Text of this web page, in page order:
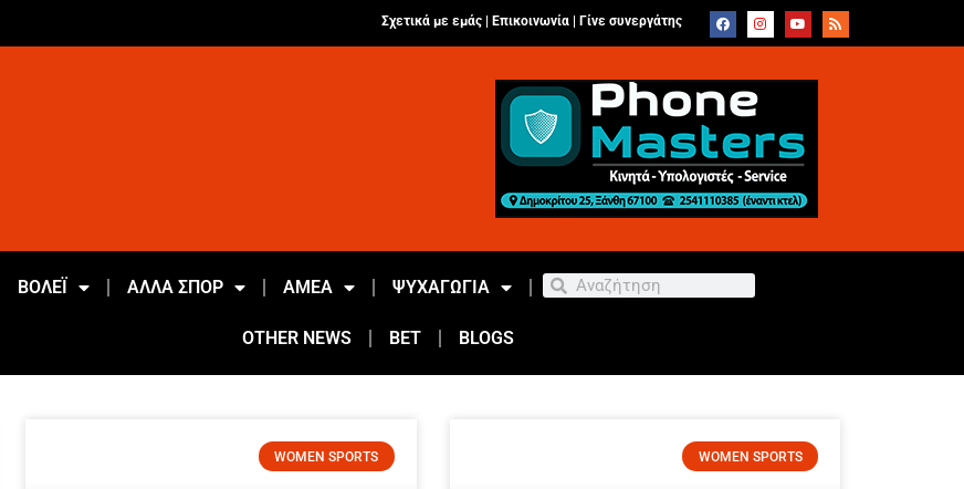
Σχετικά με εμάς | Επικοινωνία Γίνε συνεργάτης
ΒΟΛΕΪ ΑΛΛΑ ΣΠΟΡ ΑΜΕΑ ΨΥΧΑΓΩΓΙΑ
OTHER NEWS BET BLOGS
WOMEN SPORTS WOMEN SPORTS